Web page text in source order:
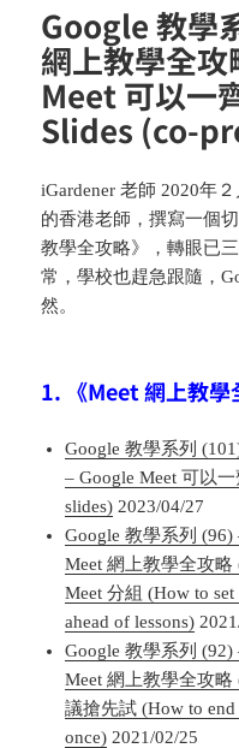
Google 教學
網上教學全
Meet 可以一
Slides (co-
iGardener 老師 2020年
的香港老師，撰寫一個
教學全攻略》，轉眼已
常，學校也趕急跟隨，
然。
1. 《Meet 網上教學
Google 教學系列
– Google Meet 可以
slides) 2023/04/27
Google 教學系列
Meet 網上教學全攻
Meet 分組 (How to
ahead of lessons)
Google 教學系列
Meet 網上教學全攻
議搶先試 (How to
once) 2021/02/25